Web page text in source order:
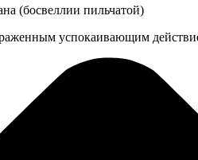
(босвеллии пильчатой)
успокаивающим